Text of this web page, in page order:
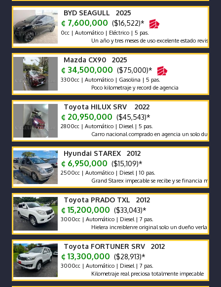
BYD SEAGULL 2025
¢ 7,600,000 ($16,522)*
0cc | Automático | Eléctrico | 5 pas.
Un año y tres meses de uso excelente estado revision
Mazda CX90 2025
¢ 34,500,000 ($75,000)*
3300cc | Automático | Gasolina | 5 pas.
Poco kilometraje y record de agencia
Toyota HILUX SRV 2022
¢ 20,950,000 ($45,543)*
2800cc | Automático | Diesel | 5 pas.
Carro nacional comprado en agencia un solo dueño
Hyundai STAREX 2012
¢ 6,950,000 ($15,109)*
2500cc | Automático | Diesel | 10 pas.
Grand Starex impecable se recibe y se financia
Toyota PRADO TXL 2012
¢ 15,200,000 ($33,043)*
3000cc | Automático | Diesel | 7 pas.
Hielera increiblenre original solo un dueño verla es
Toyota FORTUNER SRV 2012
¢ 13,300,000 ($28,913)*
3000cc | Automático | Diesel | 7 pas.
Kilometraje real preciosa totalmente impecable